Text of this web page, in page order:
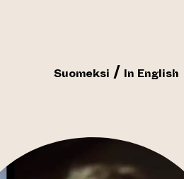
Suomeksi In English